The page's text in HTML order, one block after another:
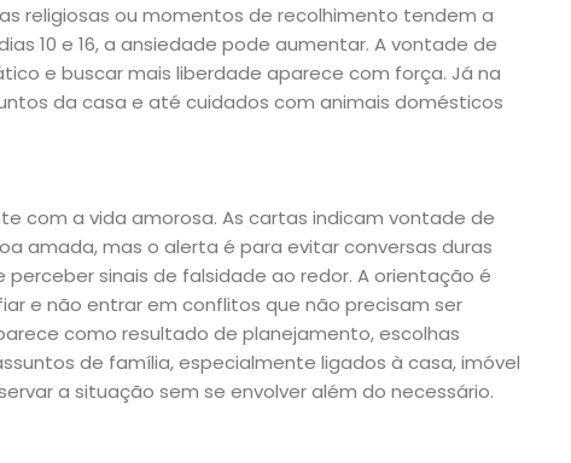
religiosas ou momentos de recolhimento tendem a
10 e 16, a ansiedade pode aumentar. A vontade de
e buscar mais liberdade aparece com força. Já na
da casa e até cuidados com animais domésticos
com a vida amorosa. As cartas indicam vontade de
amada, mas o alerta é para evitar conversas duras
sinais de falsidade ao redor. A orientação é
e não entrar em conflitos que não precisam ser
como resultado de planejamento, escolhas
de família, especialmente ligados à casa, imóvel
a situação sem se envolver além do necessário.